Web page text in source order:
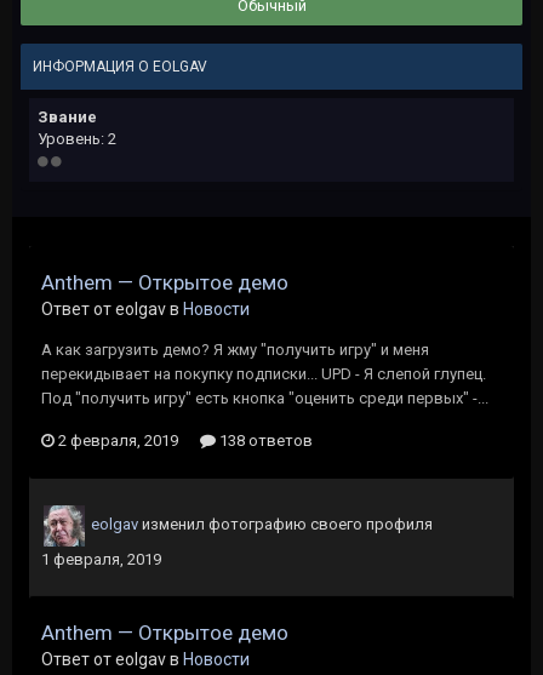
Обычный
ИНФОРМАЦИЯ О EOLGAV
Звание
Уровень: 2
Anthem — Открытое демо
Ответ от eolgav в Новости
А как загрузить демо? Я жму "получить игру" и меня
перекидывает на покупку подписки... UPD - Я слепой глупец.
Под "получить игру" есть кнопка "оценить среди первых" -...
2 февраля, 2019 138 ответов
eolgav изменил фотографию своего профиля
1 февраля, 2019
Anthem — Открытое демо
Ответ от eolgav в Новости